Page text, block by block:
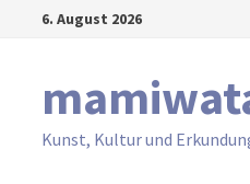
6. August 2026
Kunst, Kultur und